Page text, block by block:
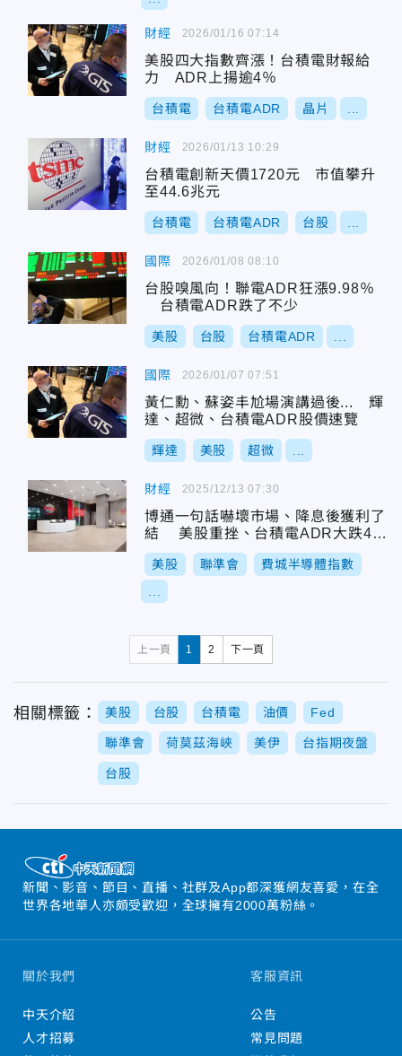
財經
美股四大指數齊漲！台積電財報給
力 ADR上揚逾4％
台積電 台積電ADR 晶片
2026/01/16 07:14
財經
台積電創新天價1720元 市值攀升
至44.6兆元
台積電 台積電ADR 台股
2026/01/13 10:29
國際
台股嗅風向！聯電ADR狂漲9.98％
台積電ADR跌了不少
美股 台股 台積電ADR
2026/01/08 08:10
國際
黃仁勳、蘇姿丰尬場演講過後... 輝
達、超微、台積電ADR股價速覽
輝達 美股 超微
2026/01/07 07:51
財經
博通一句話嚇壞市場、降息後獲利了
結 美股重挫、台積電ADR大跌4.1
7%
美股 聯準會 費城半導體指數
2025/12/13 07:30
上一頁 1 2 下一頁
相關標籤： 美股 台股 台積電 油價 Fed
聯準會 荷莫茲海峽 美伊 台指期夜盤
台股
新聞、影音、節目、直播、社群及App都深獲網友喜愛，在全
世界各地華人亦頗受歡迎，全球擁有2000萬粉絲。
關於我們
中天介紹
人才招募
客服資訊
公告
常見問題